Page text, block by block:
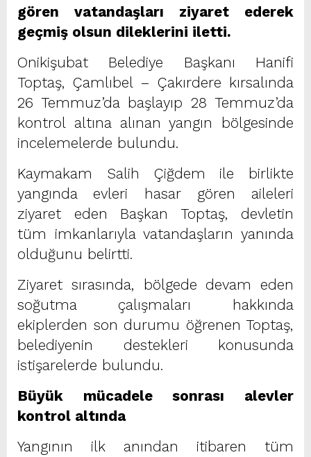
gören vatandaşları ziyaret ederek
geçmiş olsun dileklerini iletti.
Onikişubat Belediye Başkanı Hanifi
Toptaş, Çamlıbel – Çakırdere kırsalında
26 Temmuz’da başlayıp 28 Temmuz’da
kontrol altına alınan yangın bölgesinde
incelemelerde bulundu.
Kaymakam Salih Çiğdem ile birlikte
yangında evleri hasar gören aileleri
ziyaret eden Başkan Toptaş, devletin
tüm imkanlarıyla vatandaşların yanında
olduğunu belirtti.
Ziyaret sırasında, bölgede devam eden
soğutma çalışmaları hakkında
ekiplerden son durumu öğrenen Toptaş,
belediyenin destekleri konusunda
istişarelerde bulundu.
Büyük mücadele sonrası alevler
kontrol altında
Yangının ilk anından itibaren tüm